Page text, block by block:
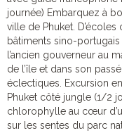
journée) Embarquez à
ville de Phuket.
bâtiments sino-
l’ancien gouverneur au
de l’île et dans son
éclectiques. Excursion
Phuket côté jungle (1/2
chlorophylle au cœur
sur les sentes du parc